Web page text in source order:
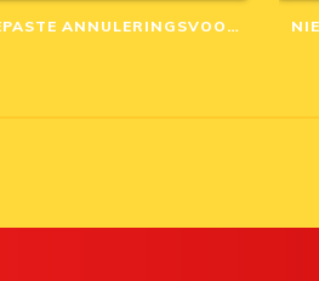
AANGEPASTE ANNULERINGSVOORWAARDEN IN CORONA-TIJD